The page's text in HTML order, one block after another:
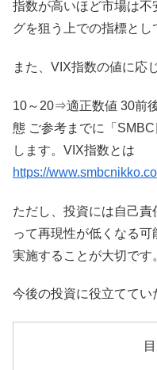
指数が高いほど市場は
グを狙う上での指標とし
また、VIX指数の値に応
10～20⇒適正数値 30前
態 ご参考までに「
します。VIX指数とは
https://
ただし、投資には自己
って再現性が低くなる
実施することが大切です
今後の投資に役立ててい